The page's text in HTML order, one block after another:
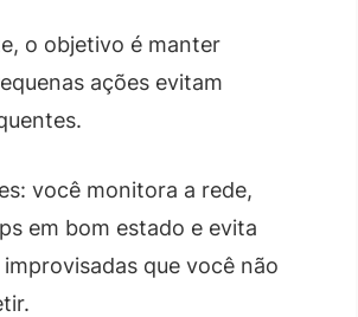
o objetivo é manter
ações evitam
você monitora a rede,
em bom estado e evita
que você não